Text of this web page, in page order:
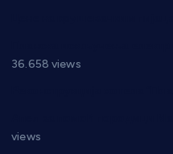
36.658 views
views